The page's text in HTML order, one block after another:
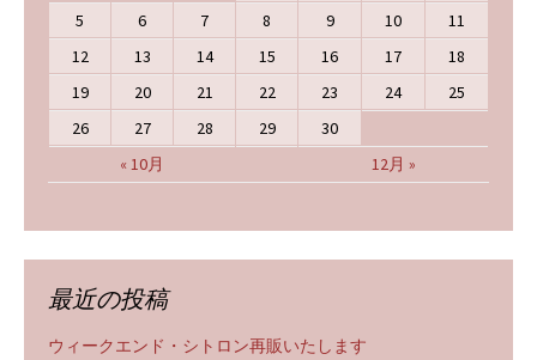
« 10月 12月 »
5 6 7 8 9 10
11
12
13 14 15 16 17
18
19
20 21 22 23 24
25
26
27 28 29 30
最近の投稿
ウィークエンド・シトロン再販いたします